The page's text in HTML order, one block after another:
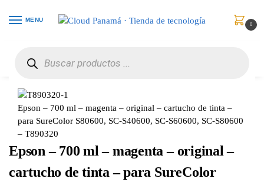
MENU
0
Epson – 700 ml – magenta – original – cartucho de tinta –
para SureColor S80600, SC-S40600, SC-S60600, SC-S80600
– T890320
Epson – 700 ml – magenta – original –
cartucho de tinta – para SureColor